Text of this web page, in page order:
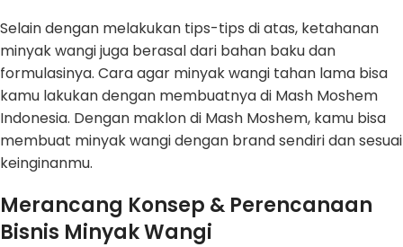
Selain dengan melakukan tips-tips di atas, ketahanan
minyak wangi juga berasal dari bahan baku dan
formulasinya. Cara agar minyak wangi tahan lama bisa
kamu lakukan dengan membuatnya di Mash Moshem
Indonesia. Dengan maklon di Mash Moshem, kamu bisa
membuat minyak wangi dengan brand sendiri dan sesuai
keinginanmu.
Merancang Konsep & Perencanaan
Bisnis Minyak Wangi